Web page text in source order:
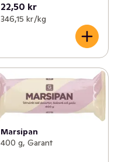
22,50 kr
346,15 kr /kg
Marsipan
400 g, Garant